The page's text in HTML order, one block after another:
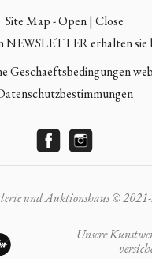
Site Map - Open | Close
NEWSLETTER erhalten sie
Geschaeftsbedingungen
und Auktionshaus ©
Unsere